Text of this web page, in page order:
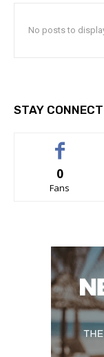
No posts to
STAY
0
Fans